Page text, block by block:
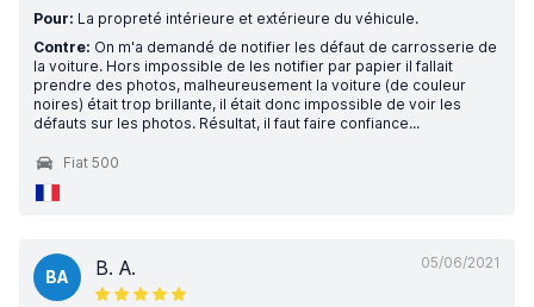
Pour: La propreté intérieure et extérieure du véhicule.
Contre: On m'a demandé de notifier les défaut de carrosserie de
la voiture. Hors impossible de les notifier par papier il fallait
prendre des photos, malheureusement la voiture (de couleur
noires) était trop brillante, il était donc impossible de voir les
défauts sur les photos. Résultat, il faut faire confiance...
Fiat 500
05/06/2021
BA B. A.